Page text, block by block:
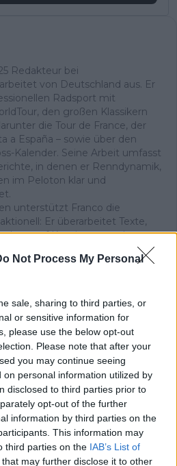
Not Process My Personal
sale, sharing to third parties, or
or sensitive information for
please use the below opt-out
Please note that after your
you may continue seeing
on personal information utilized by
disclosed to third parties prior to
opt-out of the further
information by third parties on the
This information may
third parties on the IAB’s List of
that may further disclose it to other
Redakteur bei
von Deutschland aus. Er
Radsport mit
den großen Klassikern
die Tour de France, der
a España – sowie über den
Kalender. Seine Arbeit umfasst
in denen er Renndynamik,
im Peloton klar und
unterstützt Franco die
Er überarbeitet Texte,
auf Konsistenz und
verständlich und sachlich
redaktionellen Arbeit legt er
klare Einordnung
Nächster Artikel
Neustart geglückt: